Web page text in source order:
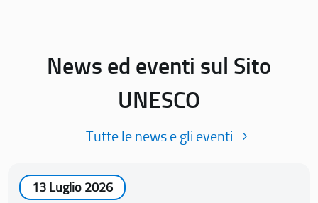
News ed eventi sul Sito
UNESCO
Tutte le news e gli eventi
13 Luglio 2026